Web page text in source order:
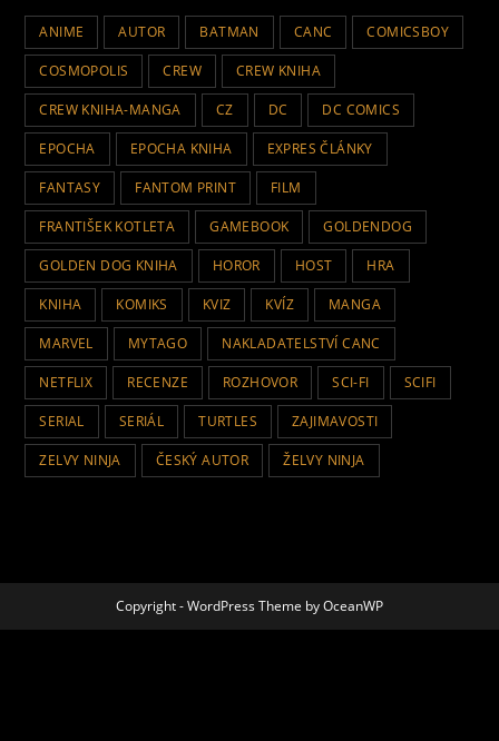
ANIME AUTOR BATMAN CANC COMICSBOY
COSMOPOLIS CREW CREW KNIHA
CREW KNIHA-MANGA CZ DC DC COMICS
EPOCHA EPOCHA KNIHA EXPRES ČLÁNKY
FANTASY FANTOM PRINT FILM
FRANTIŠEK KOTLETA GAMEBOOK GOLDENDOG
GOLDEN DOG KNIHA HOROR HOST HRA
KNIHA KOMIKS KVIZ KVÍZ MANGA
MARVEL MYTAGO NAKLADATELSTVÍ CANC
NETFLIX RECENZE ROZHOVOR SCI-FI SCIFI
SERIAL SERIÁL TURTLES ZAJIMAVOSTI
ZELVY NINJA ČESKÝ AUTOR ŽELVY NINJA
Copyright - WordPress Theme by OceanWP